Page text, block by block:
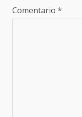
Comentario *